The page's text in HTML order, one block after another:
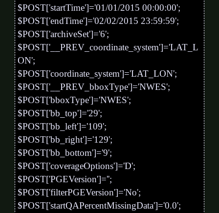
$POST['startTime']='01/01/2015 00:00:00';
$POST['endTime']='02/02/2015 23:59:59';
$POST['archiveSet']='6';
$POST['__PREV_coordinate_system']='LAT_L
ON';
$POST['coordinate_system']='LAT_LON';
$POST['__PREV_bboxType']='NWES';
$POST['bboxType']='NWES';
$POST['bb_top']='29';
$POST['bb_left']='109';
$POST['bb_right']='129';
$POST['bb_bottom']='9';
$POST['coverageOptions']='D';
$POST['PGEVersion']='';
$POST['filterPGEVersion']='No';
$POST['startQAPercentMissingData']='0.0';